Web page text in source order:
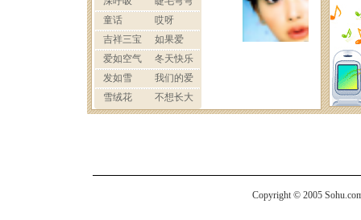
Copyright © 2005